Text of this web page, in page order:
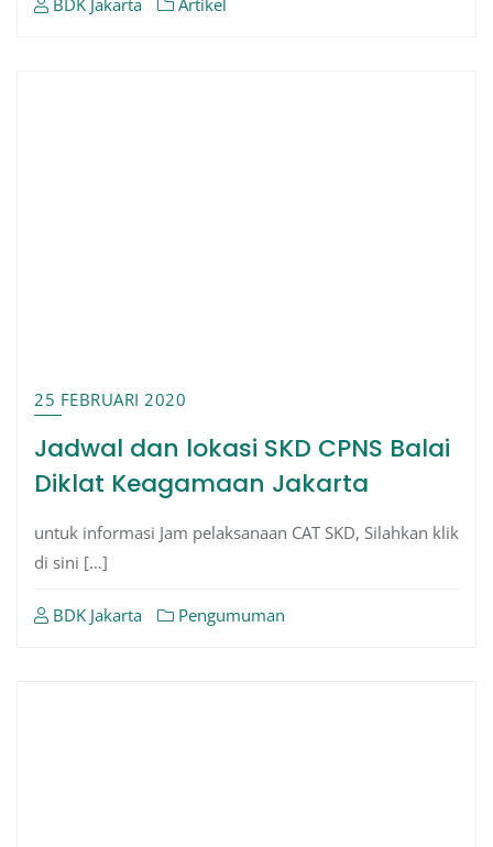
25 FEBRUARI 2020
Jadwal dan lokasi SKD CPNS Balai
Diklat Keagamaan Jakarta
untuk informasi Jam pelaksanaan CAT SKD, Silahkan klik
di sini […]
BDK Jakarta Pengumuman